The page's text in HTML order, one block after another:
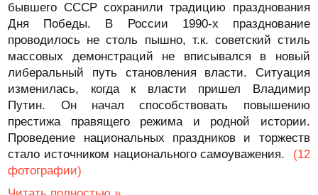
бывшего СССР сохранили традицию празднования
Дня Победы. В России 1990-х празднование
проводилось не столь пышно, т.к. советский стиль
массовых демонстраций не вписывался в новый
либеральный путь становления власти. Ситуация
изменилась, когда к власти пришел Владимир
Путин. Он начал способствовать повышению
престижа правящего режима и родной истории.
Проведение национальных праздников и торжеств
стало источником национального самоуважения. (12
фотографии)